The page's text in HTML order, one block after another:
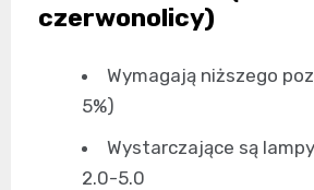
czerwonolicy)
Wymagają niższego
5%)
Wystarczające są
2.0-5.0